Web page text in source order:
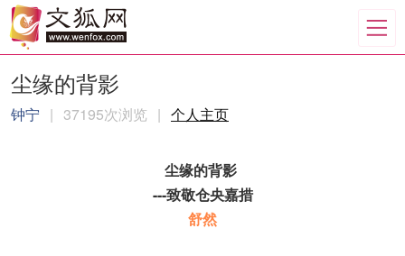
尘缘的背影
钟宁 | 37195次浏览 | 个人主页
尘缘的背影
---致敬仓央嘉措
舒然